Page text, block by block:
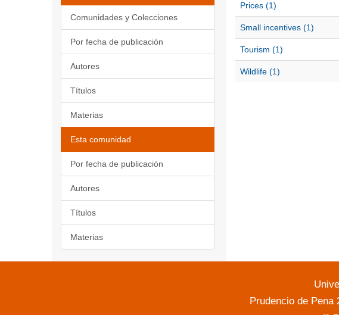
Comunidades y Colecciones
Por fecha de publicación
Autores
Títulos
Materias
Esta comunidad
Por fecha de publicación
Autores
Títulos
Materias
Prices (1)
Small incentives (1)
Tourism (1)
Wildlife (1)
Prudencio de Pena